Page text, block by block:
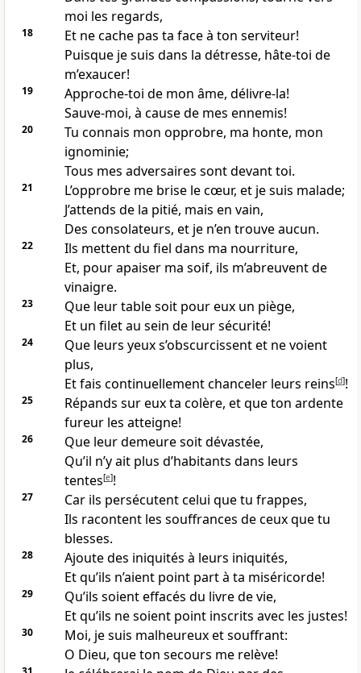
moi les regards,
18
Et ne cache pas ta face à ton serviteur!
Puisque je suis dans la détresse, hâte-toi de
m’exaucer!
19
Approche-toi de mon âme, délivre-la!
Sauve-moi, à cause de mes ennemis!
20
Tu connais mon opprobre, ma honte, mon
ignominie;
Tous mes adversaires sont devant toi.
21
L’opprobre me brise le cœur, et je suis malade;
J’attends de la pitié, mais en vain,
Des consolateurs, et je n’en trouve aucun.
22
Ils mettent du fiel dans ma nourriture,
Et, pour apaiser ma soif, ils m’abreuvent de
vinaigre.
23
Que leur table soit pour eux un piège,
Et un filet au sein de leur sécurité!
24
Que leurs yeux s’obscurcissent et ne voient
plus,
Et fais continuellement chanceler leurs reins[d]!
25
Répands sur eux ta colère, et que ton ardente
fureur les atteigne!
26
Que leur demeure soit dévastée,
Qu’il n’y ait plus d’habitants dans leurs
tentes[e]!
27
Car ils persécutent celui que tu frappes,
Ils racontent les souffrances de ceux que tu
blesses.
28
Ajoute des iniquités à leurs iniquités,
Et qu’ils n’aient point part à ta miséricorde!
29
Qu’ils soient effacés du livre de vie,
Et qu’ils ne soient point inscrits avec les justes!
30
Moi, je suis malheureux et souffrant:
O Dieu, que ton secours me relève!